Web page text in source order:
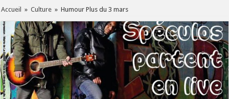
Accueil » Culture » Humour Plus du 3 mars